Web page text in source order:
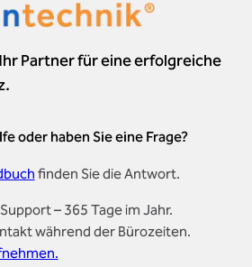
Partner für eine erfolgreiche
oder haben Sie eine Frage?
finden Sie die Antwort.
– 365 Tage im Jahr.
während der Bürozeiten.